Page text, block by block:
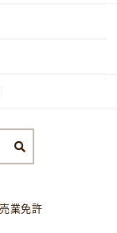
業免許